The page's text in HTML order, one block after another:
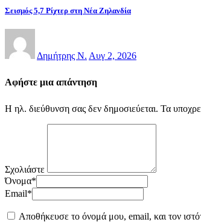
Σεισμός 5,7 Ρίχτερ στη Νέα Ζηλανδία
Δημήτρης Ν. Αυγ 2, 2026
Αφήστε μια απάντηση
Η ηλ. διεύθυνση σας δεν δημοσιεύεται. Τα
Σχολιάστε
Όνομα*
Email*
Αποθήκευσε το όνομά μου, email, και τον